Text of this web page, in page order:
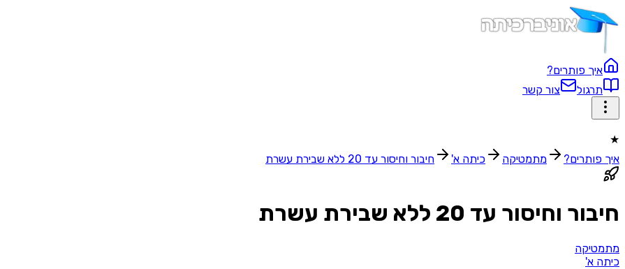
איך פותרים?
תרגול
צור קשר
★
איך פותרים?
מתמטיקה כיתה א' חיבור וחיסור עד 20 ללא שבירת עשרת
חיבור וחיסור עד 20 ללא שבירת עשרת
מתמטיקה
כיתה א'